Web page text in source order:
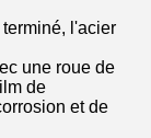
l'acier
une roue de
de
et de